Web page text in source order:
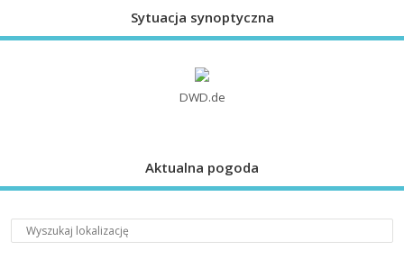
Sytuacja synoptyczna
DWD.de
Aktualna pogoda